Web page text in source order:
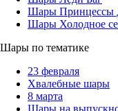
Шары Принцессы
Шары Холодное
Шары по тематике
23 февраля
Хвалебные шары
8 марта
Шары на